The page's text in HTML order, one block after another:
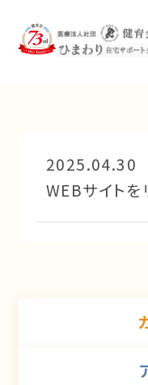
2025.04.30
WEBサイトを